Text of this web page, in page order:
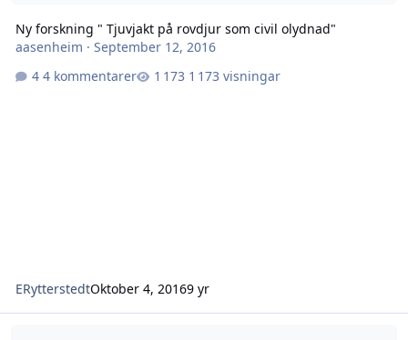
Ny forskning " Tjuvjakt på rovdjur som civil olydnad"
aasenheim · September 12, 2016
4 kommentarer
1 173 visningar
ERytterstedtOktober 4, 20169 yr